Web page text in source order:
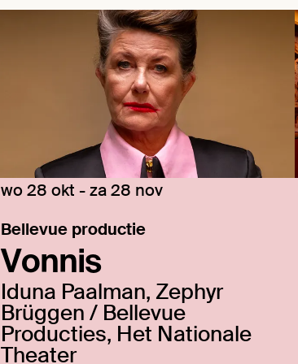
Vonnis
Iduna Paalman, Zephyr
Brüggen / Bellevue
Producties, Het Nationale
Theater
Bellevue productie
wo 28 okt -za 28 nov